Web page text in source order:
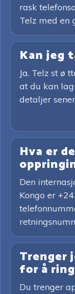
rask
Telz med en
Kan jeg
Ja. Telz st ø
at du kan
detaljer
Hva er
Den
Kongo er
Trenger
for å
Du trenger